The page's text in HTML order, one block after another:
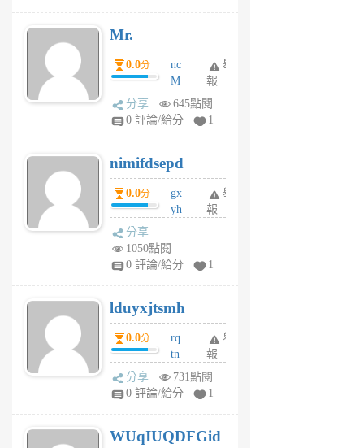
Mr.
0.0分
nc
M
U
F
U
5
個
月
舉
報
分享
645點閱
0 評論/給分
1
nimifdsepd
0.0分
gx
yh
jl
月
前
舉
報
分享
1050點閱
0 評論/給分
1
lduyxjtsmh
0.0分
rq
tn
jt
gl
個
舉
報
分享
731點閱
0 評論/給分
1
WUqIUQDFGid